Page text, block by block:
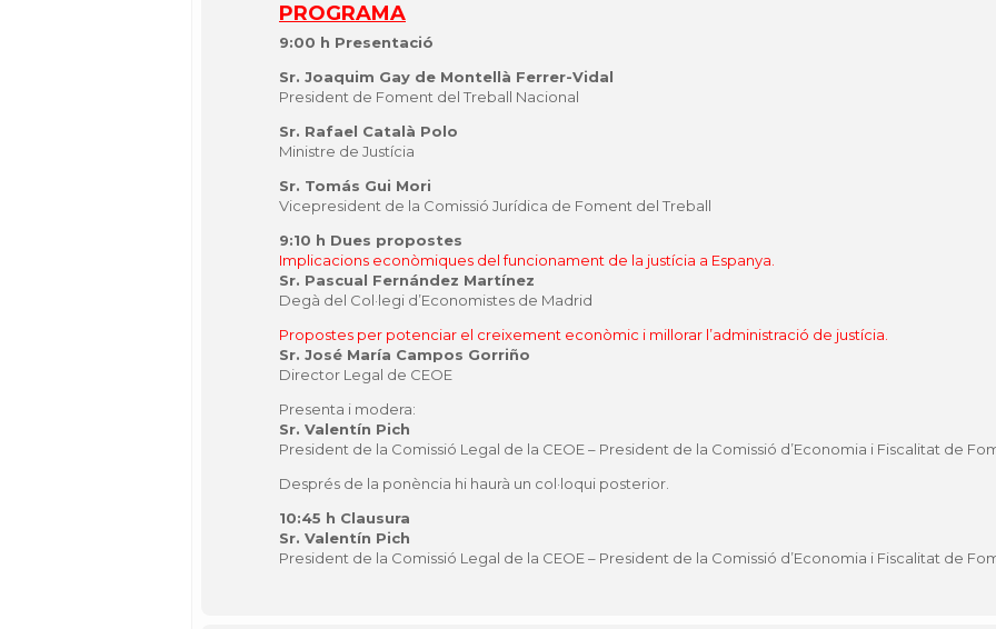
PROGRAMA
9:00 h Presentació
Sr. Joaquim Gay de Montellà Ferrer-Vidal
President de Foment del Treball Nacional
Sr. Rafael Català Polo
Ministre de Justícia
Sr. Tomás Gui Mori
Vicepresident de la Comissió Jurídica de Foment del Treball
9:10 h Dues propostes
Implicacions econòmiques del funcionament de la justícia a Espanya.
Sr. Pascual Fernández Martínez
Degà del Col·legi d’Economistes de Madrid
Propostes per potenciar el creixement econòmic i millorar l’administració de justícia.
Sr. José María Campos Gorriño
Director Legal de CEOE
Presenta i modera:
Sr. Valentín Pich
President de la Comissió Legal de la CEOE – President de la Comissió d’Economia i Fiscalitat de
Després de la ponència hi haurà un col·loqui posterior.
10:45 h Clausura
Sr. Valentín Pich
President de la Comissió Legal de la CEOE – President de la Comissió d’Economia i Fiscalitat de